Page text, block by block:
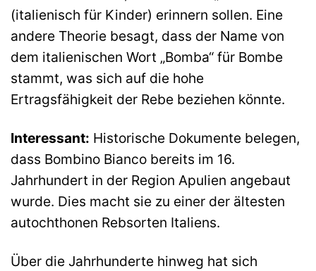
(italienisch für Kinder) erinnern sollen. Eine
andere Theorie besagt, dass der Name von
dem italienischen Wort „Bomba“ für Bombe
stammt, was sich auf die hohe
Ertragsfähigkeit der Rebe beziehen könnte.
Interessant: Historische Dokumente belegen,
dass Bombino Bianco bereits im 16.
Jahrhundert in der Region Apulien angebaut
wurde. Dies macht sie zu einer der ältesten
autochthonen Rebsorten Italiens.
Über die Jahrhunderte hinweg hat sich